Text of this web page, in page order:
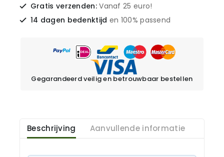
Gratis verzenden:Vanaf 25 euro!
14 dagen bedenktijd en 100% passend
Gegarandeerd veilig en betrouwbaar bestellen
Beschrijving Aanvullende informatie